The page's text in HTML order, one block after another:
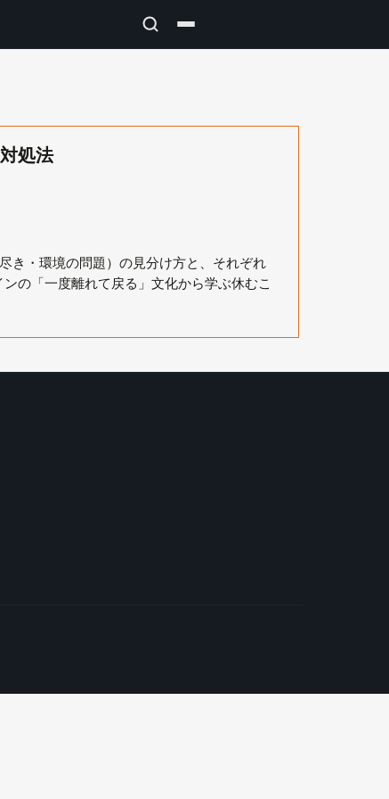
処法
き・環境の問題）の見分け方と、それぞれ
の「一度離れて戻る」文化から学ぶ休むこ